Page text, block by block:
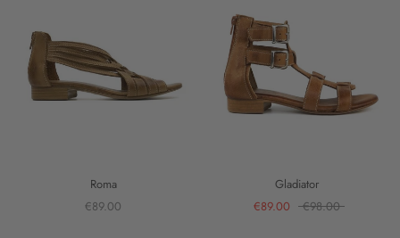
Roma
€89.00
Gladiator
€89.00
€98.00